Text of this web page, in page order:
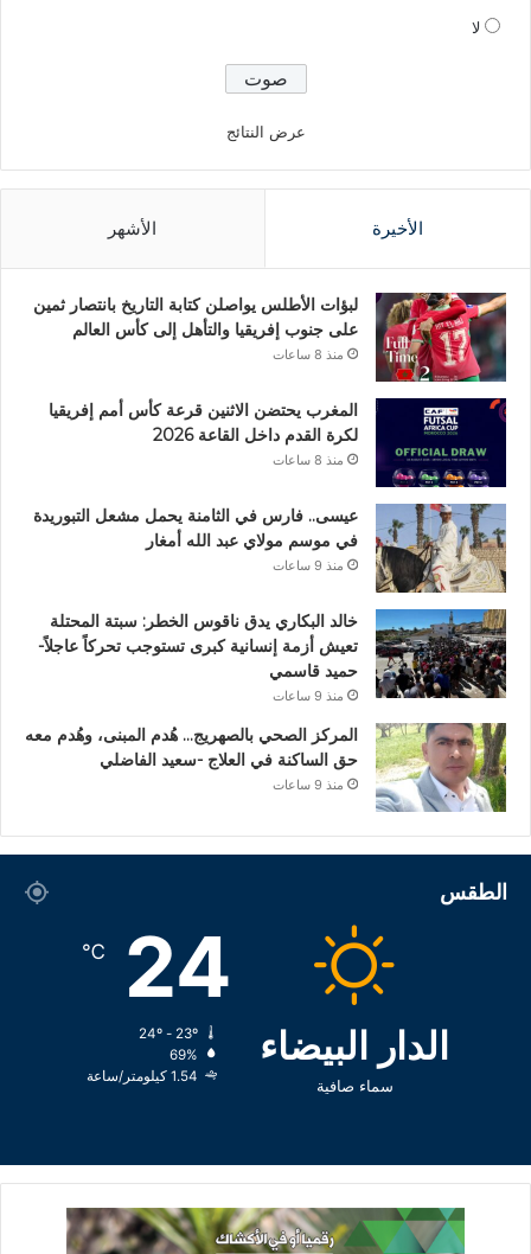
لا
عرض النتائج
الأخيرة الأشهر
لبؤات الأطلس يواصلن كتابة التاريخ بانتصار ثمين
على جنوب إفريقيا والتأهل إلى كأس العالم
منذ 8 ساعات
المغرب يحتضن الاثنين قرعة كأس أمم إفريقيا
لكرة القدم داخل القاعة 2026
منذ 8 ساعات
عيسى.. فارس في الثامنة يحمل مشعل التبوريدة
في موسم مولاي عبد الله أمغار
منذ 9 ساعات
خالد البكاري يدق ناقوس الخطر: سبتة المحتلة
تعيش أزمة إنسانية كبرى تستوجب تحركاً عاجلاً-
حميد قاسمي
منذ 9 ساعات
المركز الصحي بالصهريج… هُدم المبنى، وهُدم معه
حق الساكنة في العلاج -سعيد الفاضلي
منذ 9 ساعات
الطقس
الدار البيضاء
سماء صافية
24
℃
69%
1.54 كيلومتر/ساعة